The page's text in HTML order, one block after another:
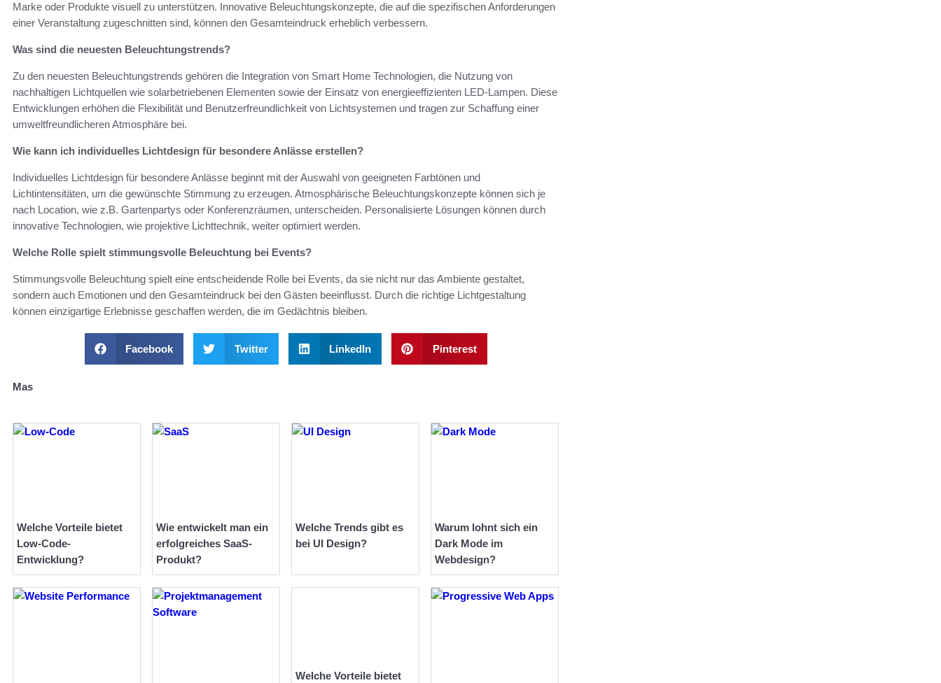
Marke oder Produkte visuell zu unterstützen. Innovative Beleuchtungskonzepte, die auf die spezifischen Anforderungen
einer Veranstaltung zugeschnitten sind, können den Gesamteindruck erheblich verbessern.
Was sind die neuesten Beleuchtungstrends?
Zu den neuesten Beleuchtungstrends gehören die Integration von Smart Home Technologien, die Nutzung von
nachhaltigen Lichtquellen wie solarbetriebenen Elementen sowie der Einsatz von energieeffizienten LED-Lampen. Diese
Entwicklungen erhöhen die Flexibilität und Benutzerfreundlichkeit von Lichtsystemen und tragen zur Schaffung einer
umweltfreundlicheren Atmosphäre bei.
Wie kann ich individuelles Lichtdesign für besondere Anlässe erstellen?
Individuelles Lichtdesign für besondere Anlässe beginnt mit der Auswahl von geeigneten Farbtönen und
Lichtintensitäten, um die gewünschte Stimmung zu erzeugen. Atmosphärische Beleuchtungskonzepte können sich je
nach Location, wie z.B. Gartenpartys oder Konferenzräumen, unterscheiden. Personalisierte Lösungen können durch
innovative Technologien, wie projektive Lichttechnik, weiter optimiert werden.
Welche Rolle spielt stimmungsvolle Beleuchtung bei Events?
Stimmungsvolle Beleuchtung spielt eine entscheidende Rolle bei Events, da sie nicht nur das Ambiente gestaltet,
sondern auch Emotionen und den Gesamteindruck bei den Gästen beeinflusst. Durch die richtige Lichtgestaltung
können einzigartige Erlebnisse geschaffen werden, die im Gedächtnis bleiben.
Facebook Twitter LinkedIn Pinterest
Mas
Welche Vorteile bietet
Low-Code-
Entwicklung?
Wie entwickelt man ein
erfolgreiches SaaS-
Produkt?
Welche Trends gibt es
bei UI Design?
Warum lohnt sich ein
Dark Mode im
Webdesign?
Welche Vorteile bietet